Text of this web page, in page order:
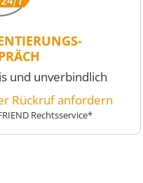
und unverbindlich
Rückruf anfordern
Rechtsservice*